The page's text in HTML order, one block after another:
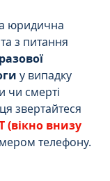
юридична
з питання
у випадку
чи смерті
звертайтеся
(вікно внизу
телефону.